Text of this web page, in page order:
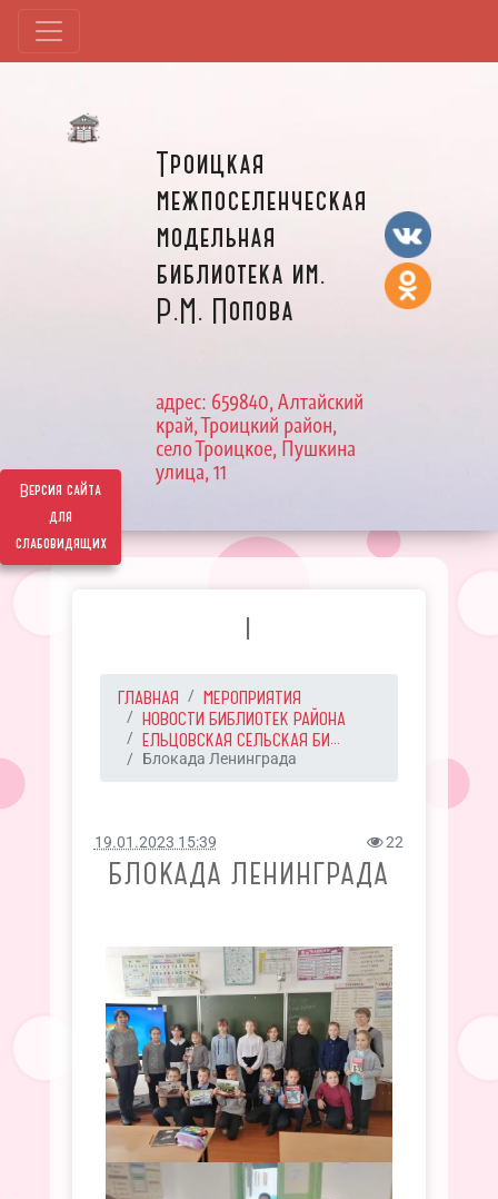
Версия сайта
для
слабовидящих
Троицкая
межпоселенческая
модельная
библиотека им.
Р.М. Попова
адрес: 659840, Алтайский
край, Троицкий район,
село Троицкое, Пушкина
улица, 11
I
ГЛАВНАЯ
МЕРОПРИЯТИЯ
НОВОСТИ БИБЛИОТЕК РАЙОНА
ЕЛЬЦОВСКАЯ СЕЛЬСКАЯ БИ...
Блокада Ленинграда
19.01.2023 15:39 22
БЛОКАДА ЛЕНИНГРАДА